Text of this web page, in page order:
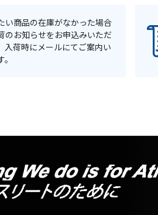
い商品の在庫がなかった場合
のお知らせをお申込みいただ
入荷時にメールにてご案内い